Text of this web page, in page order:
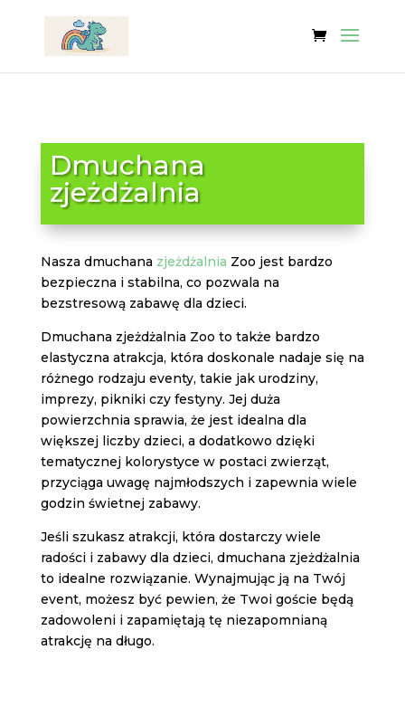
Dmuchana
zjeżdżalnia
Nasza dmuchana zjeżdżalnia Zoo jest bardzo
bezpieczna i stabilna, co pozwala na
bezstresową zabawę dla dzieci.
Dmuchana zjeżdżalnia Zoo to także bardzo
elastyczna atrakcja, która doskonale nadaje się na
różnego rodzaju eventy, takie jak urodziny,
imprezy, pikniki czy festyny. Jej duża
powierzchnia sprawia, że jest idealna dla
większej liczby dzieci, a dodatkowo dzięki
tematycznej kolorystyce w postaci zwierząt,
przyciąga uwagę najmłodszych i zapewnia wiele
godzin świetnej zabawy.
Jeśli szukasz atrakcji, która dostarczy wiele
radości i zabawy dla dzieci, dmuchana zjeżdżalnia
to idealne rozwiązanie. Wynajmując ją na Twój
event, możesz być pewien, że Twoi goście będą
zadowoleni i zapamiętają tę niezapomnianą
atrakcję na długo.